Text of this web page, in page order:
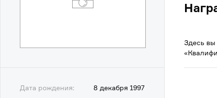
Дата рождения: 8 декабря 1997
Здесь вы